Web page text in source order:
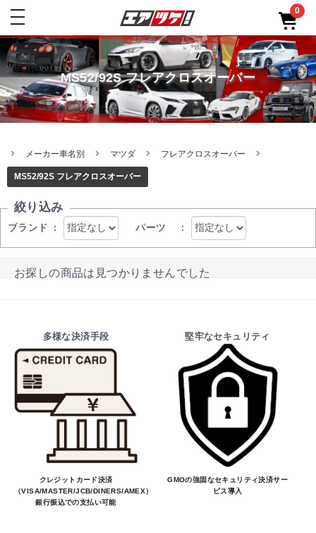
toggle
0
MS52/92S フレアクロスオーバー
メーカー車名別 マツダ フレアクロスオーバー
MS52/92S フレアクロスオーバー
絞り込み
ブランド ： パーツ ：
お探しの商品は見つかりませんでした
多様な決済手段
クレジットカード決済
（VISA/MASTER/JCB/DINERS/AMEX）、
銀行振込での支払い可能
堅牢なセキュリティ
GMOの強固なセキュリティ決済サー
ビス導入